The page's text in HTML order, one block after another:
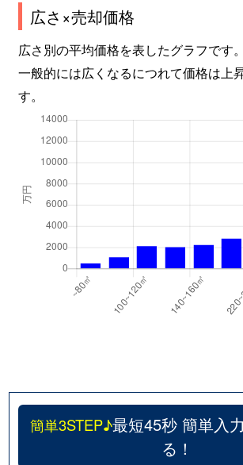
広さ×売却価格
広さ別の平均価格を表したグラフです。
一般的には広くなるにつれて価格は上
す。
簡単3STEP♪最短45秒 簡単入
る！